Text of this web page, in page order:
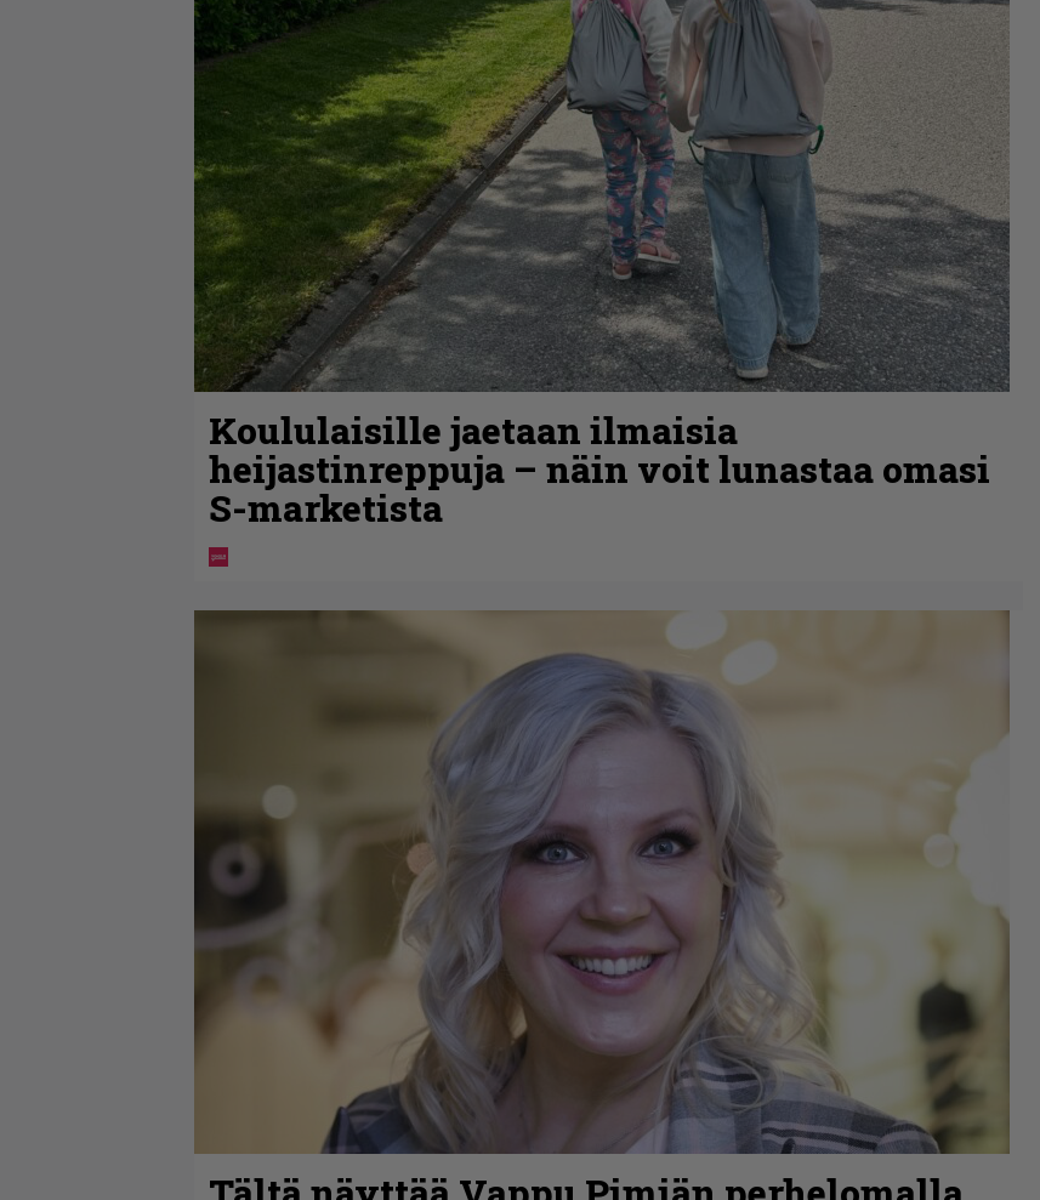
Koululaisille jaetaan ilmaisia
heijastinreppuja – näin voit lunastaa omasi
S-marketista